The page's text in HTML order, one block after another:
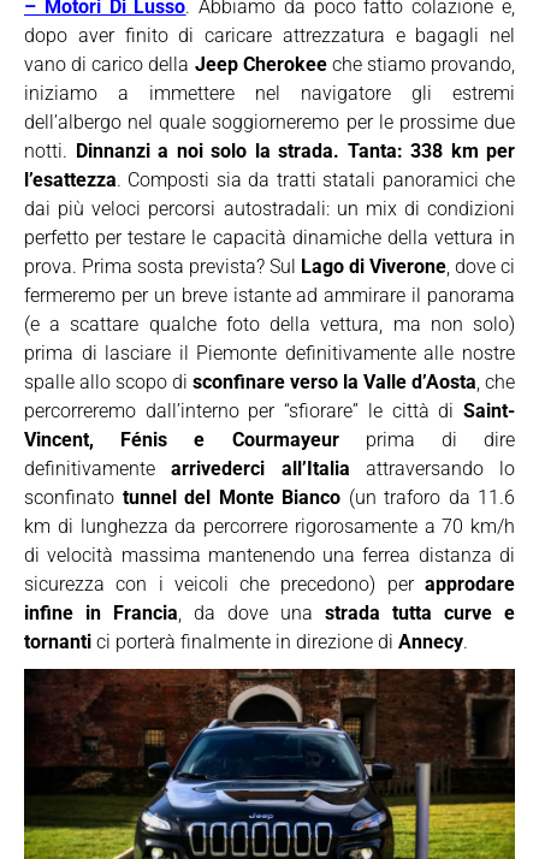
– Motori Di Lusso. Abbiamo da poco fatto colazione e,
dopo aver finito di caricare attrezzatura e bagagli nel
vano di carico della Jeep Cherokeeche stiamo provando,
iniziamo a immettere nel navigatore gli estremi
dell’albergo nel quale soggiorneremo per le prossime due
notti. Dinnanzi a noi solo la strada. Tanta: 338 km per
l’esattezza. Composti sia da tratti statali panoramici che
dai più veloci percorsi autostradali: un mix di condizioni
perfetto per testare le capacità dinamiche della vettura in
prova. Prima sosta prevista? Sul Lago di Viverone , dove ci
fermeremo per un breve istante ad ammirare il panorama
(e a scattare qualche foto della vettura, ma non solo)
prima di lasciare il Piemonte definitivamente alle nostre
spalle allo scopo di sconfinare verso la Valle d’Aosta , che
percorreremo dall’interno per “sfiorare” le città di Saint-
Vincent, Fénis e Courmayeurprima di dire
definitivamentearrivederci all’Italia attraversando lo
sconfinato tunnel del Monte Bianco (un traforo da 11.6
km di lunghezza da percorrere rigorosamente a 70 km/h
di velocità massima mantenendo una ferrea distanza di
sicurezza con i veicoli che precedono) per approdare
infine in Francia , da dove una strada tutta curve e
tornanti ci porterà finalmente in direzione di Annecy.